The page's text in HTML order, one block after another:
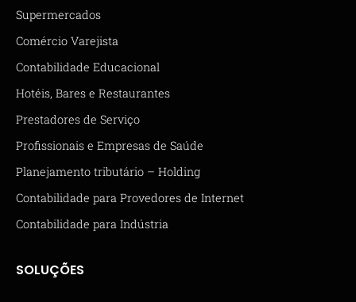
Supermercados
Comércio Varejista
Contabilidade Educacional
Hotéis, Bares e Restaurantes
Prestadores de Serviço
Profissionais e Empresas de Saúde
Planejamento tributário – Holding
Contabilidade para Provedores de Internet
Contabilidade para Indústria
SOLUÇÕES